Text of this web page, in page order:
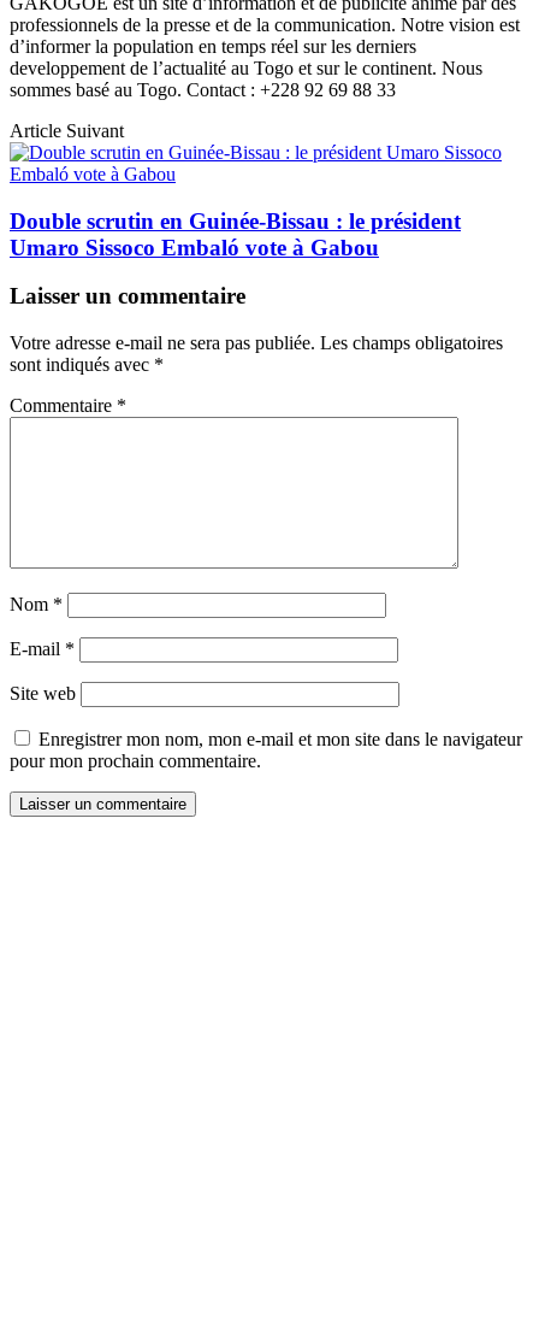
professionnels de la presse et de la communication. Notre vision est
d’informer la population en temps réel sur les derniers
developpement de l’actualité au Togo et sur le continent. Nous
sommes basé au Togo. Contact : +228 92 69 88 33
Article Suivant
Double scrutin en Guinée-Bissau : le président
Umaro Sissoco Embaló vote à Gabou
Laisser un commentaire
Votre adresse e-mail ne sera pas publiée. Les champs obligatoires
sont indiqués avec *
Commentaire *
Nom *
E-mail *
Site web
Enregistrer mon nom, mon e-mail et mon site dans le navigateur
pour mon prochain commentaire.